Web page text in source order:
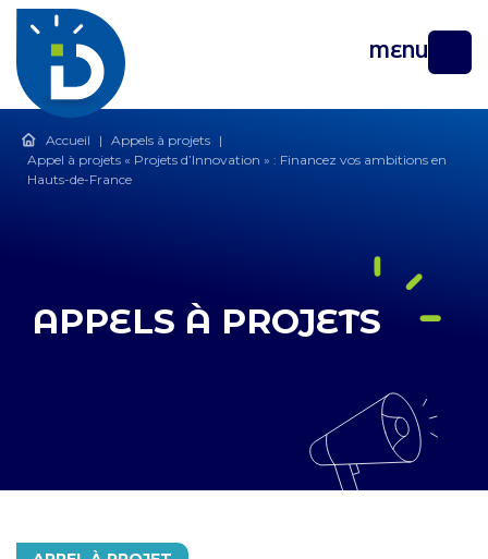
MENU
Accueil | Appels à projets |
Appel à projets « Projets d’Innovation » : Financez vos ambitions en
Hauts-de-France
APPELS À PROJETS